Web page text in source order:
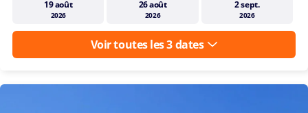
19 août
2026
26 août
2026
2 sept.
2026
Voir toutes les 3 dates